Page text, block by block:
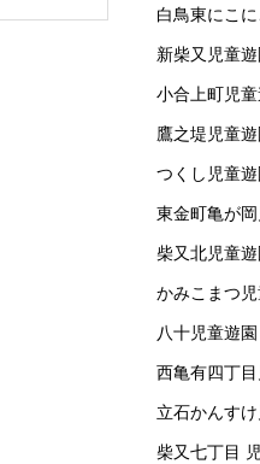
白鳥東にこ
新柴又児童
小合上町児
鷹之堤児童
つくし児童
東金町亀が
柴又北児童
かみこまつ
八十児童遊園
西亀有四丁
立石かんす
柴又七丁目